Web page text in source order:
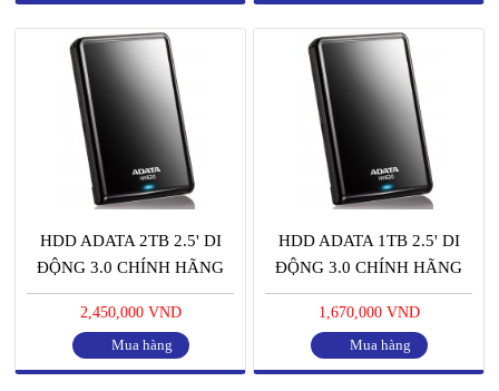
HDD ADATA 2TB 2.5' DI
ĐỘNG 3.0 CHÍNH HÃNG
2,450,000 VND
Mua hàng
HDD ADATA 1TB 2.5' DI
ĐỘNG 3.0 CHÍNH HÃNG
1,670,000 VND
Mua hàng